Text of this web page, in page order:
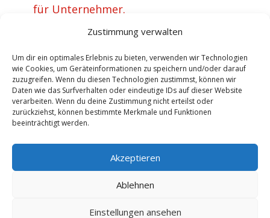
Zustimmung verwalten
Um dir ein optimales Erlebnis zu bieten, verwenden wir Technologien
wie Cookies, um Geräteinformationen zu speichern und/oder darauf
zuzugreifen. Wenn du diesen Technologien zustimmst, können wir
Daten wie das Surfverhalten oder eindeutige IDs auf dieser Website
verarbeiten. Wenn du deine Zustimmung nicht erteilst oder
zurückziehst, können bestimmte Merkmale und Funktionen
beeinträchtigt werden.
Akzeptieren
Ablehnen
Einstellungen ansehen
für Unternehmer.
Steueroptimierung für Firmen in Boppard.
Privatpersonen nahe Mürzzuschlag.
Steuergestaltung Steueroptimierung
Hessisch Lichtenau – 6 fröhliche
Unternehmer.
No tags for this post.